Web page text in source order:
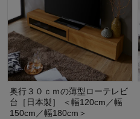
奥行３０ｃｍの薄型ローテレビ
台［日本製］ ＜幅120cm／幅
150cm／幅180cm＞